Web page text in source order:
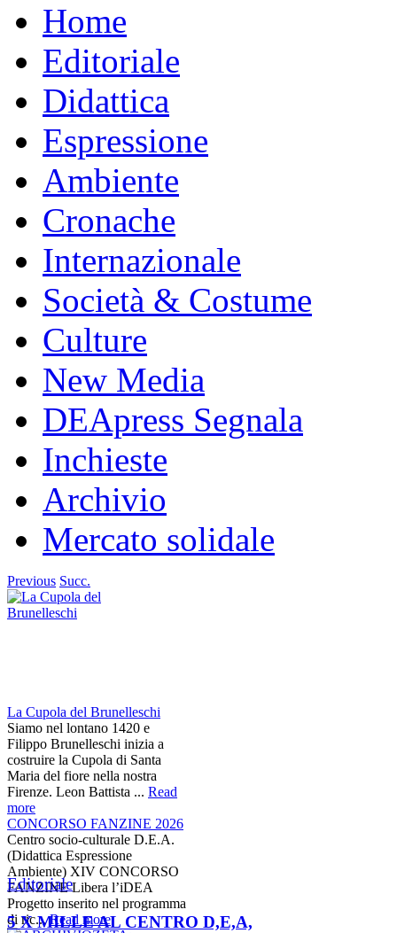
Home
Editoriale
Didattica
Espressione
Ambiente
Cronache
Internazionale
Società & Costume
Culture
New Media
DEApress Segnala
Inchieste
Archivio
Mercato solidale
Previous Succ.
La Cupola del Brunelleschi
Siamo nel lontano 1420 e
Filippo Brunelleschi inizia a
costruire la Cupola di Santa
Maria del fiore nella nostra
Firenze. Leon Battista ... Read
more
CONCORSO FANZINE 2026
Centro socio-culturale D.E.A.
(Didattica Espressione
Ambiente) XIV CONCORSO
FANZINE Libera l’iDEA
Progetto inserito nel programma
di ric...Read more
Editoriale
5 X MILLE AL CENTRO D,E,A,